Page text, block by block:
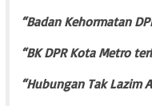
“Badan Kehormatan
“BK DPR Kota Metro
“Hubungan Tak Lazim